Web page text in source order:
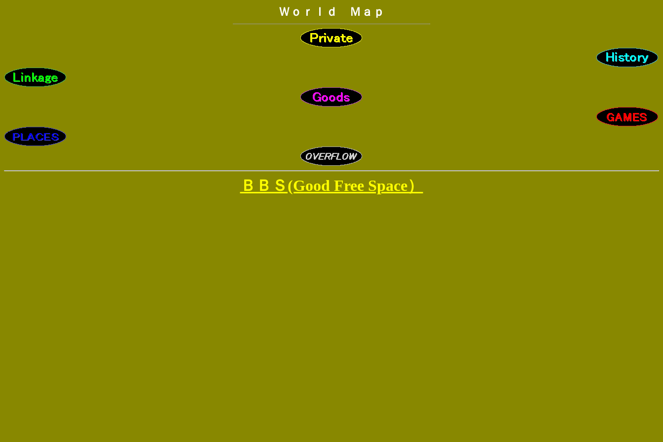
Ｗｏｒｌｄ Ｍａｐ
ＢＢＳ(Good Free Space）